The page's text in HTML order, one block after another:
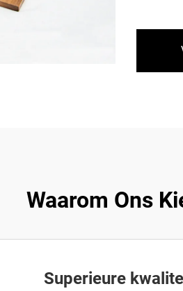
Waarom Ons
Superieure